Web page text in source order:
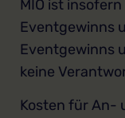
MIO ist
Eventgewinns
Eventgewinns
keine
Kosten für An-